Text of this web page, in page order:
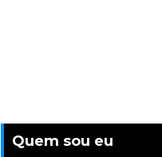
Quem sou eu